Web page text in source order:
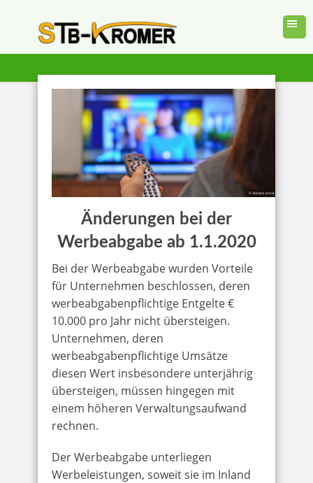
Änderungen bei der
Werbeabgabe ab 1.1.2020
Bei der Werbeabgabe wurden Vorteile
für Unternehmen beschlossen, deren
werbeabgabenpflichtige Entgelte €
10.000 pro Jahr nicht übersteigen.
Unternehmen, deren
werbeabgabenpflichtige Umsätze
diesen Wert insbesondere unterjährig
übersteigen, müssen hingegen mit
einem höheren Verwaltungsaufwand
rechnen.
Der Werbeabgabe unterliegen
Werbeleistungen, soweit sie im Inland